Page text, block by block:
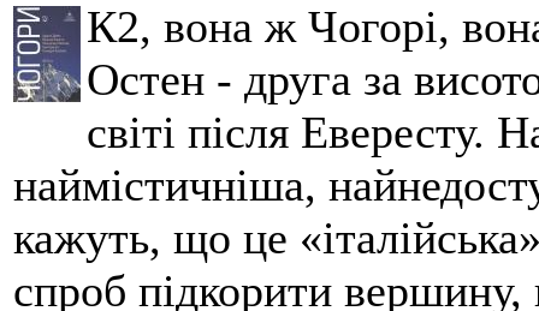
К2, вона ж Чогорі,
Остен - друга за
світі після Евересту.
наймістичніша,
кажуть, що це
спроб підкорити